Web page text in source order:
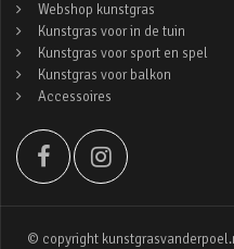
Webshop kunstgras
Kunstgras voor in de tuin
Kunstgras voor sport en spel
Kunstgras voor balkon
Accessoires
© copyright